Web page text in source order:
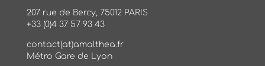
207 rue de Bercy, 75012 PARIS
+33 (0)4 37 57 93 43
contact(at)amalthea.fr
Métro Gare de Lyon